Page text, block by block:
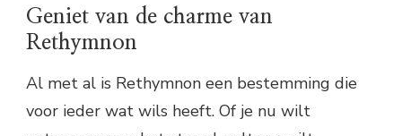
Geniet van de charme van
Rethymnon
Al met al is Rethymnon een bestemming die
voor ieder wat wils heeft. Of je nu wilt